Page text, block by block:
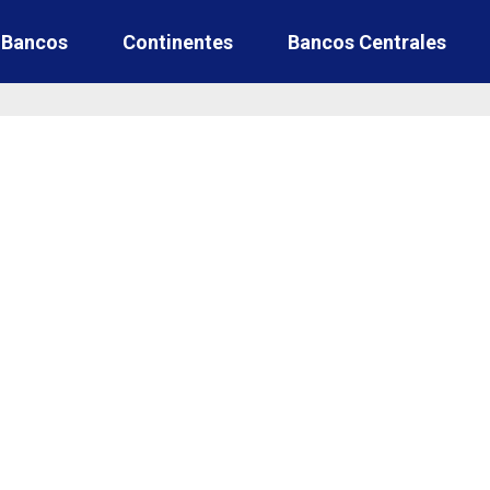
Continentes Bancos Centrales